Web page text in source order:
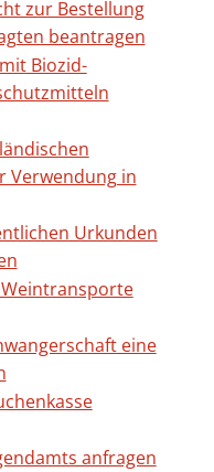
zur Bestellung
beantragen
Biozid-
Verwendung in
Urkunden
eine
anfragen